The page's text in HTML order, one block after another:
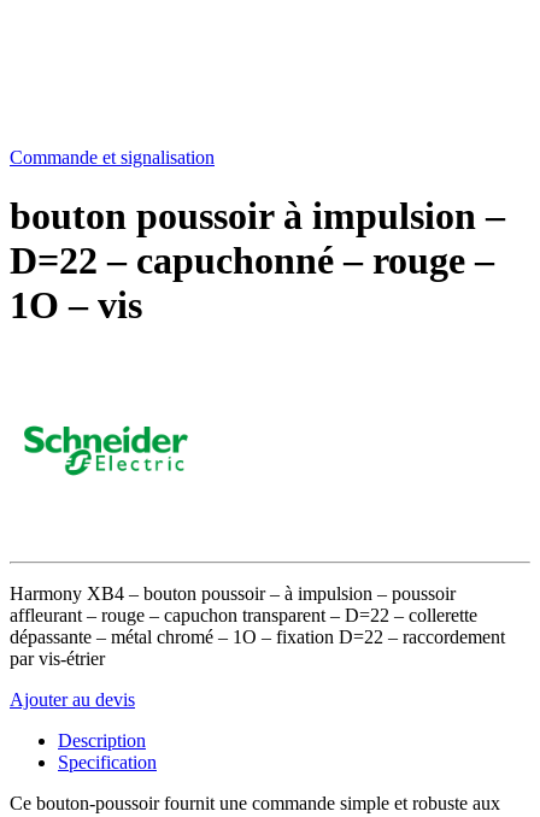
Commande et signalisation
bouton poussoir à impulsion –
D=22 – capuchonné – rouge –
1O – vis
Harmony XB4 – bouton poussoir – à impulsion – poussoir
affleurant – rouge – capuchon transparent – D=22 – collerette
dépassante – métal chromé – 1O – fixation D=22 – raccordement
par vis-étrier
Ajouter au devis
Description
Specification
Ce bouton-poussoir fournit une commande simple et robuste aux